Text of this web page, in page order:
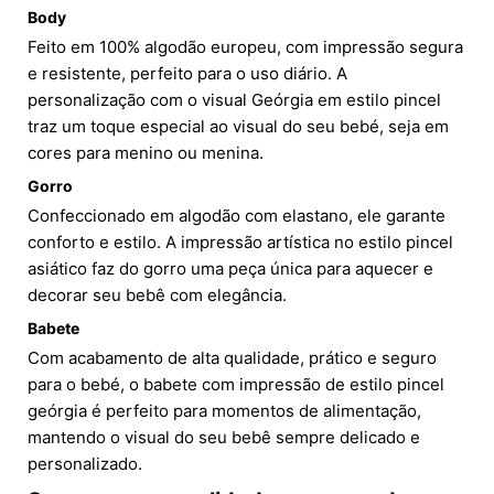
Body
Feito em 100% algodão europeu, com impressão segura
e resistente, perfeito para o uso diário. A
personalização com o visual Geórgia em estilo pincel
traz um toque especial ao visual do seu bebé, seja em
cores para menino ou menina.
Gorro
Confeccionado em algodão com elastano, ele garante
conforto e estilo. A impressão artística no estilo pincel
asiático faz do gorro uma peça única para aquecer e
decorar seu bebê com elegância.
Babete
Com acabamento de alta qualidade, prático e seguro
para o bebé, o babete com impressão de estilo pincel
geórgia é perfeito para momentos de alimentação,
mantendo o visual do seu bebê sempre delicado e
personalizado.